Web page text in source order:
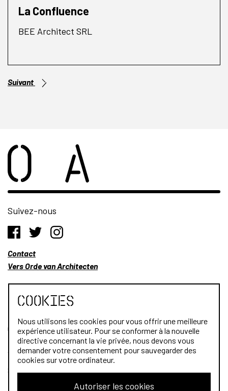
La Confluence
BEE Architect SRL
Suivant
Suivez-nous
Contact
Vers Orde van Architecten
Qui sommes-nous?
Architectes
Stagiaires
Cookies
Nous utilisons les cookies pour vous offrir une meilleure
expérience utilisateur. Pour se conformer à la nouvelle
directive concernant la vie privée, nous devons vous
demander votre consentement pour sauvegarder des
cookies sur votre ordinateur.
Autoriser les cookies